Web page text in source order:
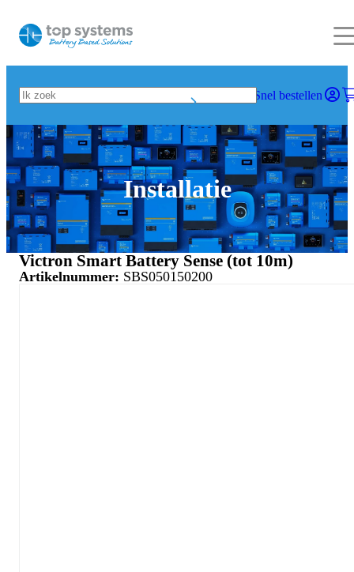
Snel bestellen
Installatie
Victron Smart Battery Sense (tot 10m)
Artikelnummer: SBS050150200